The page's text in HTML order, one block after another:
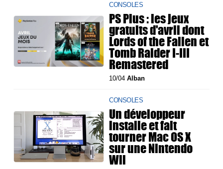
CONSOLES
PS Plus : les jeux
gratuits d'avril dont
Lords of the Fallen et
Tomb Raider I-III
Remastered
10/04Alban
CONSOLES
Un développeur
installe et fait
tourner Mac OS X
sur une Nintendo
Wii